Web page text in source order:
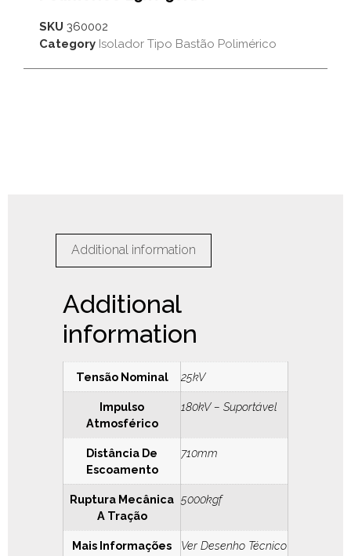
SKU 360002
Category Isolador Tipo Bastão Polimérico
Additional information
Additional
information
Tensão Nominal 25kV
Impulso
Atmosférico
180kV – Suportável
Distância De
Escoamento
710mm
Ruptura Mecânica
A Tração
5000kgf
Mais Informações Ver Desenho Técnico